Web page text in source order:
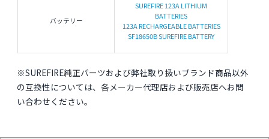
バッテリー
SUREFIRE 123A LITHIUM
BATTERIES
123A RECHARGEABLE BATTERIES
SF18650B SUREFIRE BATTERY
※SUREFIRE純正パーツおよび弊社取り扱いブランド商品以外
の互換性については、各メーカー代理店および販売店へお問
い合わせください。